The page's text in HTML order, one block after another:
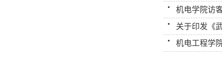
机电学院访
关于印发《
机电工程学